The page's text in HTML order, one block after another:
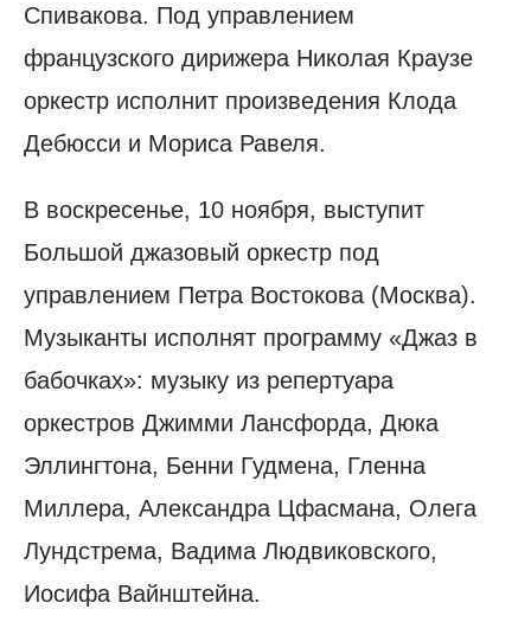
Спивакова. Под управлением
французского дирижера Николая Краузе
оркестр исполнит произведения Клода
Дебюсси и Мориса Равеля.
В воскресенье, 10 ноября, выступит
Большой джазовый оркестр под
управлением Петра Востокова (Москва).
Музыканты исполнят программу «Джаз в
бабочках»: музыку из репертуара
оркестров Джимми Лансфорда, Дюка
Эллингтона, Бенни Гудмена, Гленна
Миллера, Александра Цфасмана, Олега
Лундстрема, Вадима Людвиковского,
Иосифа Вайнштейна.